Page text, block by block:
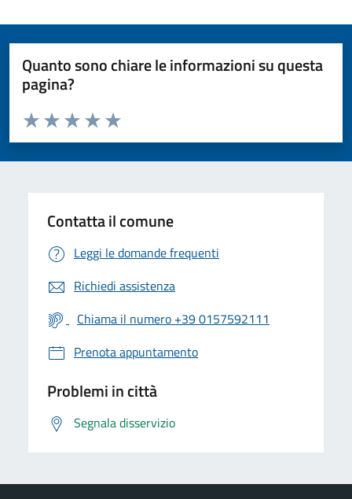
Quanto sono chiare le informazioni su questa
pagina?
Valuta da 1 a 5 stelle la pagina
Valuta 5 stelle su 5
Valuta 4 stelle su 5
Valuta 3 stelle su 5
Valuta 2 stelle su 5
Valuta 1 stelle su 5
Contatta il comune
Leggi le domande frequenti
Richiedi assistenza
Chiama il numero +39 0157592111
Prenota appuntamento
Problemi in città
Segnala disservizio